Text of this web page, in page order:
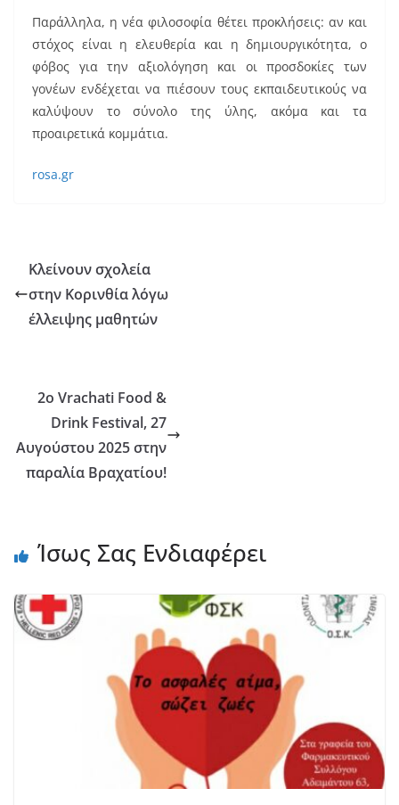
Παράλληλα, η νέα φιλοσοφία θέτει προκλήσεις: αν και
στόχος είναι η ελευθερία και η δημιουργικότητα, ο
φόβος για την αξιολόγηση και οι προσδοκίες των
γονέων ενδέχεται να πιέσουν τους εκπαιδευτικούς να
καλύψουν το σύνολο της ύλης, ακόμα και τα
προαιρετικά κομμάτια.
rosa.gr
Κλείνουν σχολεία
στην Κορινθία λόγω
έλλειψης μαθητών
2o Vrachati Food &
Drink Festival, 27
Αυγούστου 2025 στην
παραλία Βραχατίου!
Ίσως Σας Ενδιαφέρει